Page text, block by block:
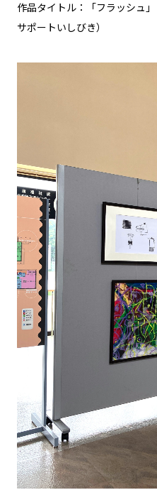
作品タイトル：「フラッシュ
サポートいしびき）